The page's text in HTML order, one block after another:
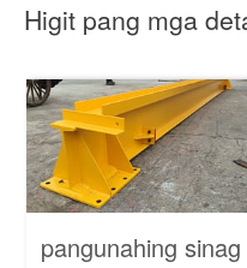
Higit pang mga
pangunahing sinag